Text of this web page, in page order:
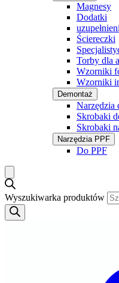
Magnesy
Dodatki
Ściereczki
Torby dla
Wzorniki
Wzorniki
Demontaż
Narzędzia
Skrobaki
Skrobaki
Narzędzia PPF
Do PPF
Wyszukiwarka produktów